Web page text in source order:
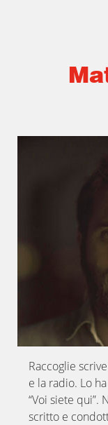
Raccoglie
e la radio. Lo
“Voi siete qui”.
scritto e